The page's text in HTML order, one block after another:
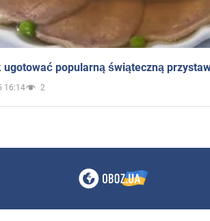
ugotować popularną świąteczną
16:14 2